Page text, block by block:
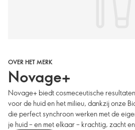
OVER HET MERK
Novage+
Novage+ biedt cosmeceutische
voor de huid en het milieu, dankzij onze
die perfect synchroon werken met de
je huid – en met elkaar – krachtig, zacht